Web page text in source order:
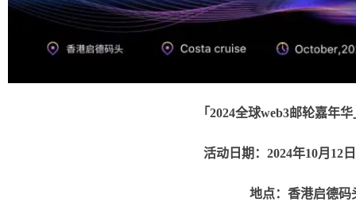
「2024全球web3邮轮嘉年
活动日期： 2024年10月12
地点：香港启德码